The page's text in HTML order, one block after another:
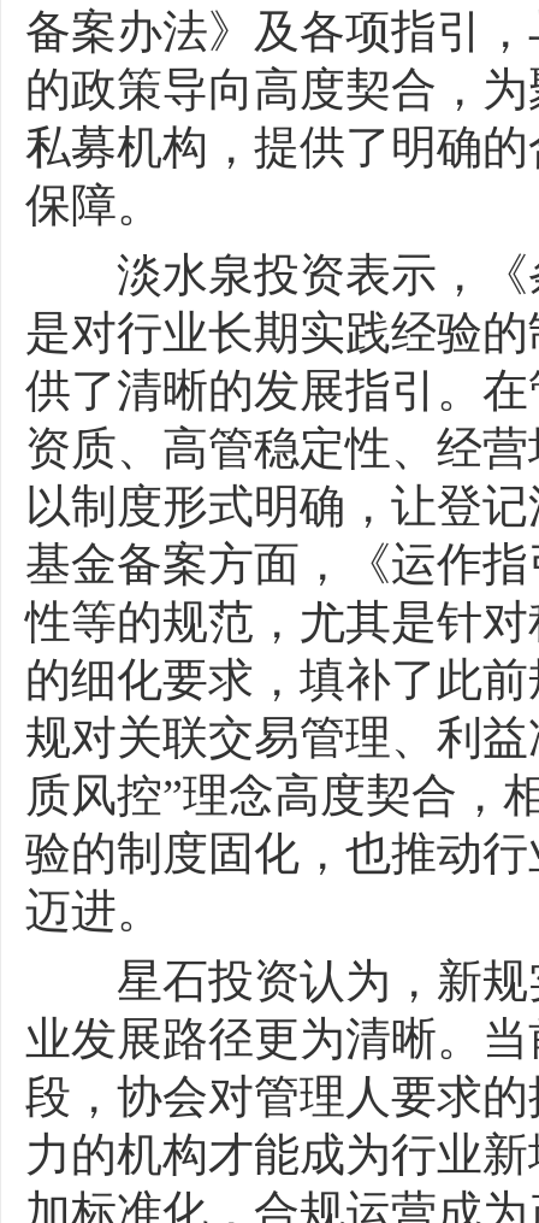
备案办法》及各项指引
的政策导向高度契合，
私募机构，提供了明确
保障。
淡水泉投资表示，《
是对行业长期实践经验
供了清晰的发展指引。
资质、高管稳定性、经
以制度形式明确，让登
基金备案方面，《运作
性等的规范，尤其是针
的细化要求，填补了此
规对关联交易管理、利
质风控”理念高度契合，
验的制度固化，也推动
迈进。
星石投资认为，新规
业发展路径更为清晰。
段，协会对管理人要求
力的机构才能成为行业
加标准化，合规运营成